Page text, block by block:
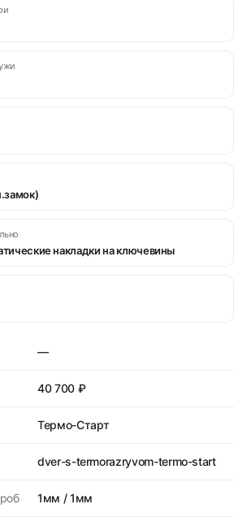
накладки на ключевины
—
40 700 ₽
Термо-Старт
dver-s-termorazryvom-termo-start
1мм / 1мм